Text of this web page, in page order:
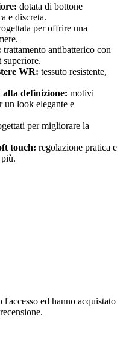
dotata di bottone
e discreta.
per offrire una
trattamento antibatterico con
WR: tessuto resistente,
definizione: motivi
un look elegante e
per migliorare la
touch: regolazione pratica e
ed hanno acquistato